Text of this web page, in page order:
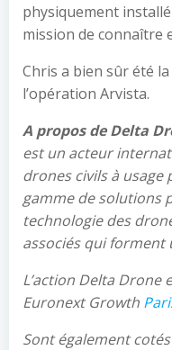
physiquement
mission de connaître
Chris a bien sûr été
l’opération Arvista.
A propos de Delta
est un acteur
drones civils à usage
gamme de solutions
technologie des
associés qui forment
L’action Delta Drone
Euronext Growth
Sont également